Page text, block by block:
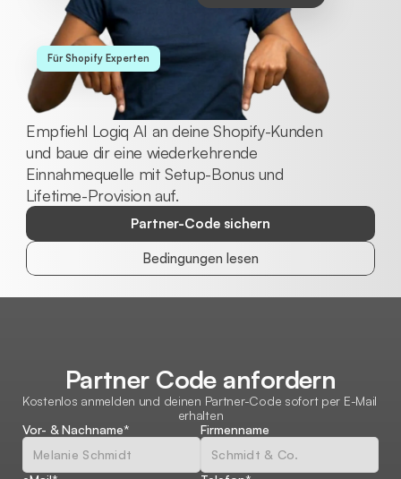
Empfiehl Logiq AI an deine Shopify-Kunden
und baue dir eine wiederkehrende
Einnahmequelle mit Setup-Bonus und
Lifetime-Provision auf.
Partner-Code sichern
Bedingungen lesen
Für Shopify Experten
Partner Code anfordern
Kostenlos anmelden und deinen Partner-Code sofort per E-Mail
erhalten
Vor- & Nachname*
Firmenname